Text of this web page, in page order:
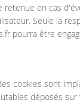
en cas
Seule la
pourra être
cookies sont
déposés